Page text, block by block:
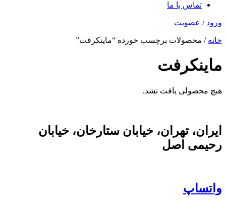
تماس با ما
ورود / عضویت
خانه / محصولات برچسب خورده “ماینکرفت”
ماینکرفت
هیچ محصولی یافت نشد.
ایران، تهران، خیابان ستارخان، خیابان
رحیمی اصل
واتساپ